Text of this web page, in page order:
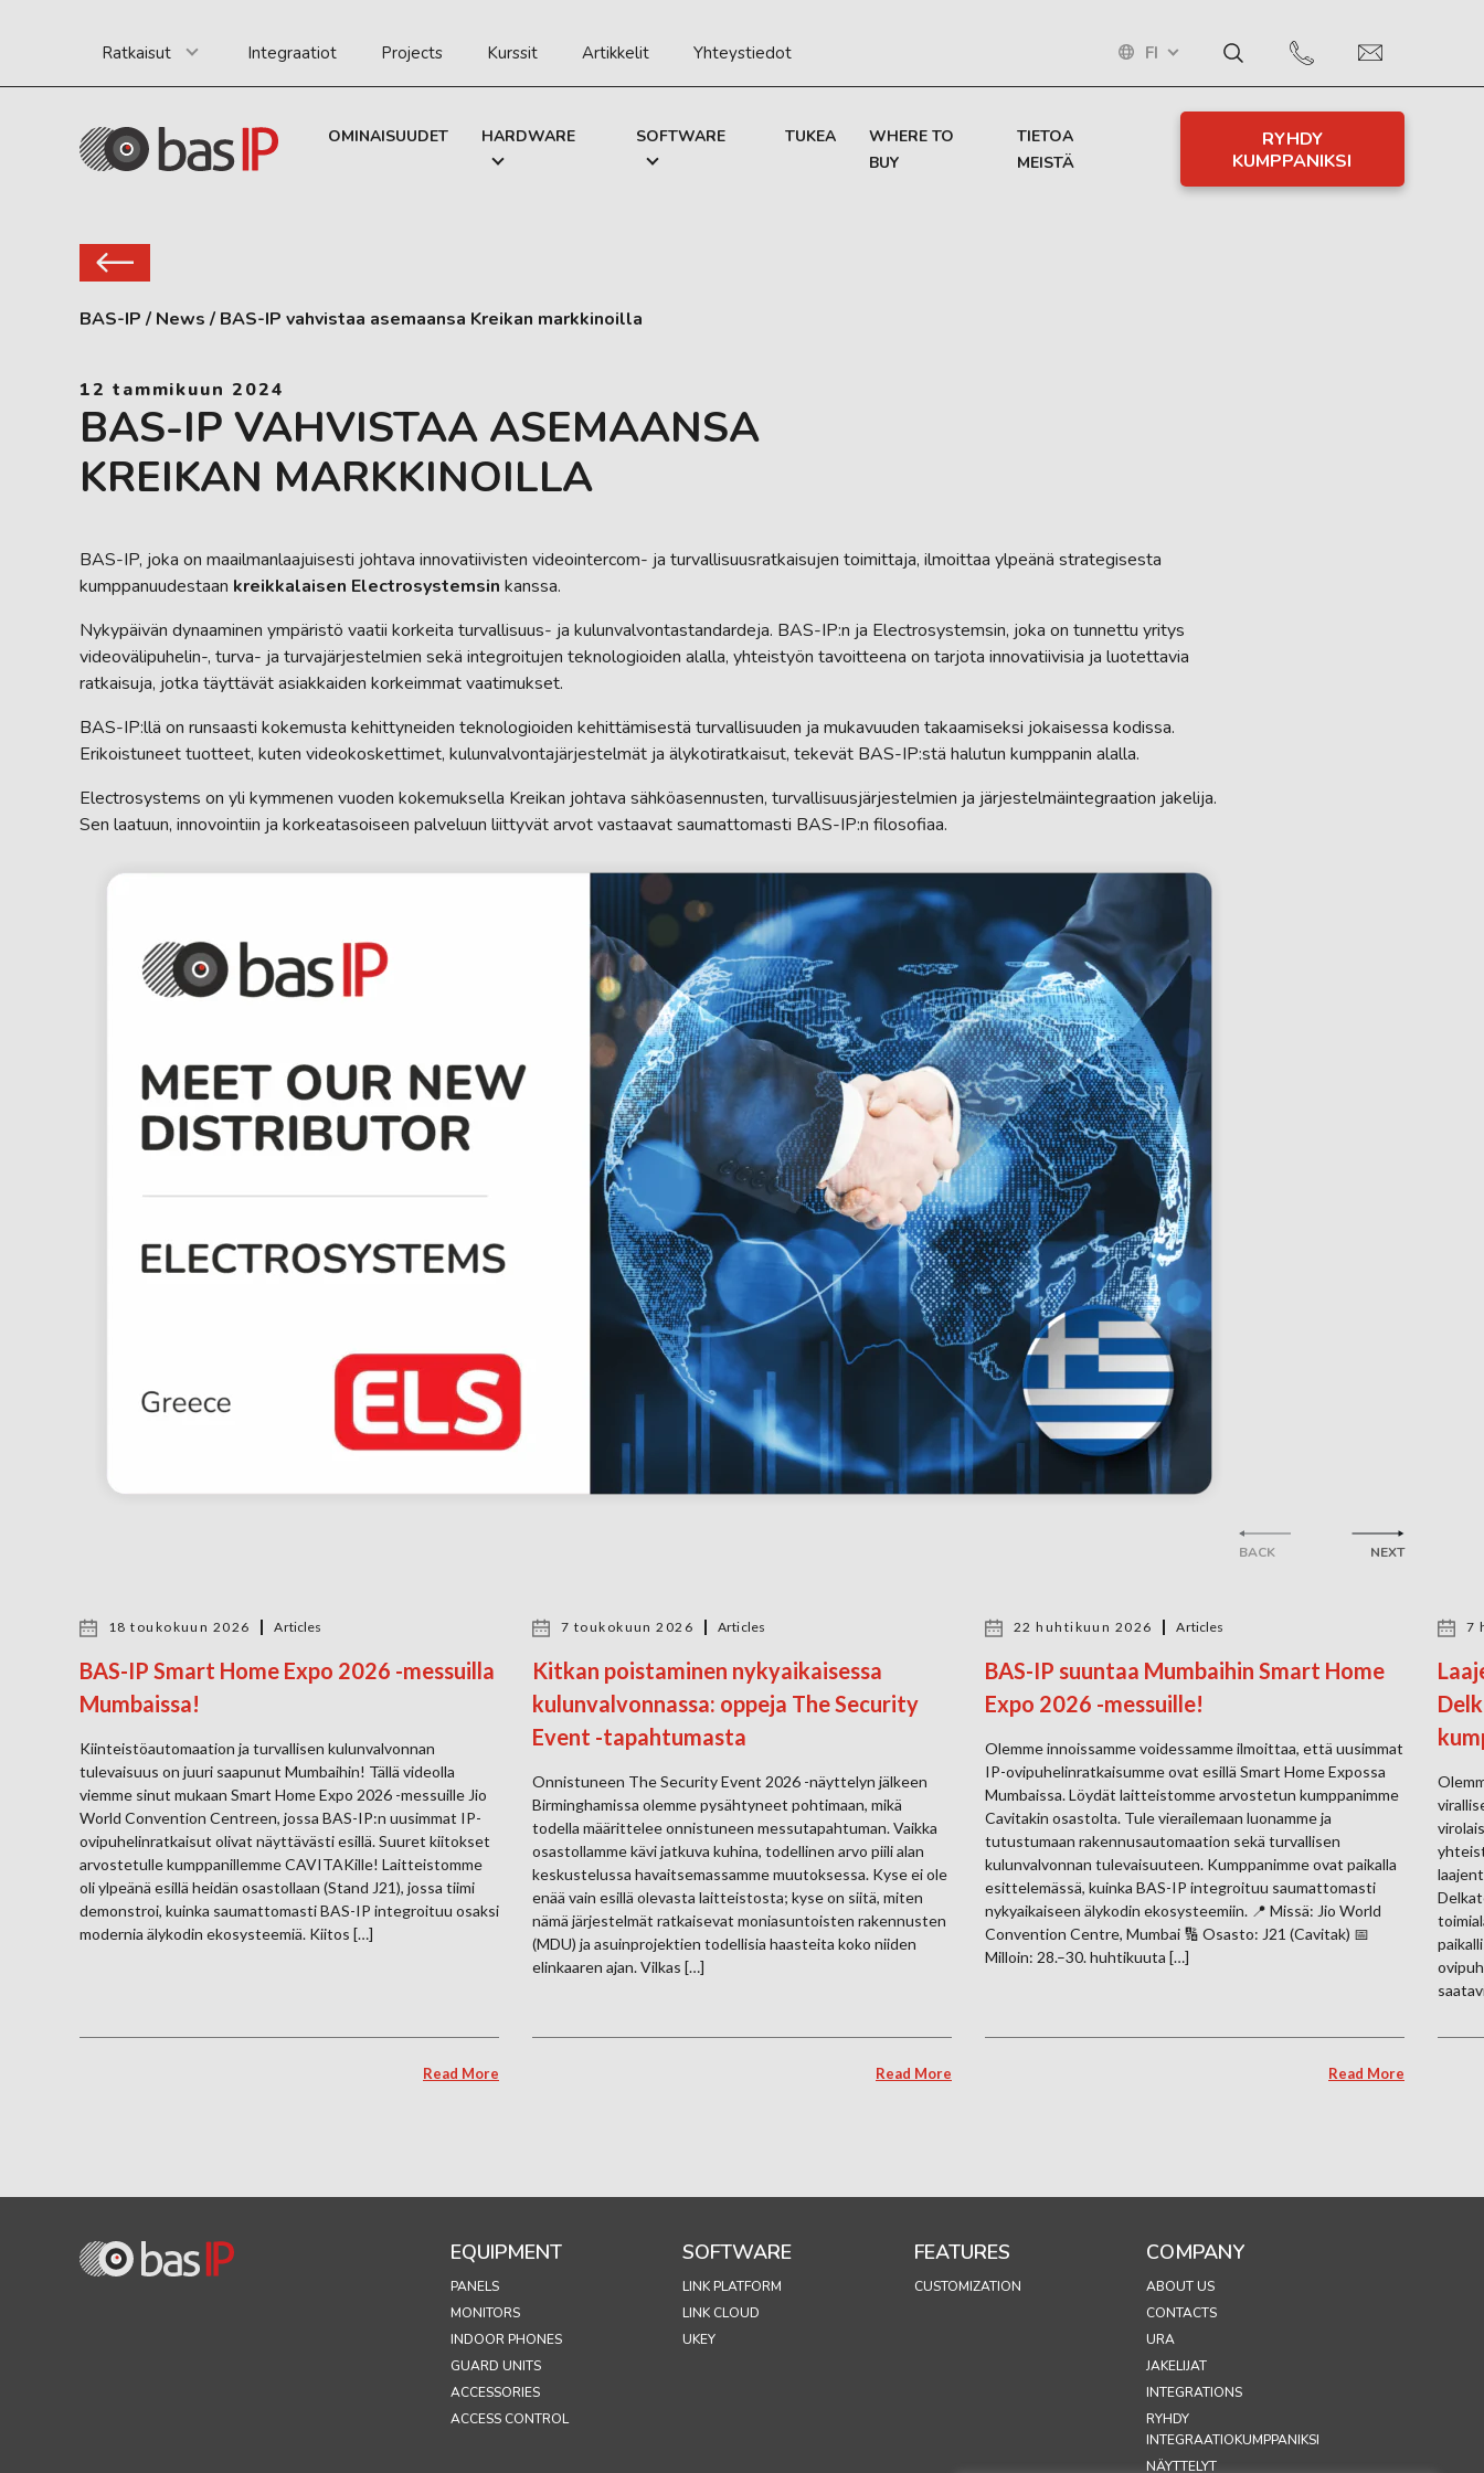
Ratkaisut Integraatiot Projects Kurssit Artikkelit Yhteystiedot FI
OMINAISUUDET HARDWARE SOFTWARE TUKEA
WHERE TO
BUY
TIETOA
MEISTÄ
RYHDY
KUMPPANIKSI
BAS-IP / News / BAS-IP vahvistaa asemaansa Kreikan markkinoilla
12 tammikuun 2024
BAS-IP VAHVISTAA ASEMAANSA
KREIKAN MARKKINOILLA
BAS-IP, joka on maailmanlaajuisesti johtava innovatiivisten videointercom- ja turvallisuusratkaisujen toimittaja, ilmoittaa ylpeänä strategisesta
kumppanuudestaan kreikkalaisen Electrosystemsin kanssa.
Nykypäivän dynaaminen ympäristö vaatii korkeita turvallisuus- ja kulunvalvontastandardeja. BAS-IP:n ja Electrosystemsin, joka on tunnettu yritys
videovälipuhelin-, turva- ja turvajärjestelmien sekä integroitujen teknologioiden alalla, yhteistyön tavoitteena on tarjota innovatiivisia ja luotettavia
ratkaisuja, jotka täyttävät asiakkaiden korkeimmat vaatimukset.
BAS-IP:llä on runsaasti kokemusta kehittyneiden teknologioiden kehittämisestä turvallisuuden ja mukavuuden takaamiseksi jokaisessa kodissa.
Erikoistuneet tuotteet, kuten videokoskettimet, kulunvalvontajärjestelmät ja älykotiratkaisut, tekevät BAS-IP:stä halutun kumppanin alalla.
Electrosystems on yli kymmenen vuoden kokemuksella Kreikan johtava sähköasennusten, turvallisuusjärjestelmien ja järjestelmäintegraation jakelija.
Sen laatuun, innovointiin ja korkeatasoiseen palveluun liittyvät arvot vastaavat saumattomasti BAS-IP:n filosofiaa.
BACK
18 toukokuun 2026 Articles
BAS-IP Smart Home Expo 2026 -messuilla
Mumbaissa!
Kiinteistöautomaation ja turvallisen kulunvalvonnan
tulevaisuus on juuri saapunut Mumbaihin! Tällä videolla
viemme sinut mukaan Smart Home Expo 2026 -messuille Jio
World Convention Centreen, jossa BAS-IP:n uusimmat IP-
ovipuhelinratkaisut olivat näyttävästi esillä. Suuret kiitokset
arvostetulle kumppanillemme CAVITAKille! Laitteistomme
oli ylpeänä esillä heidän osastollaan (Stand J21), jossa tiimi
demonstroi, kuinka saumattomasti BAS-IP integroituu osaksi
modernia älykodin ekosysteemiä. Kiitos […]
Read More
7 toukokuun 2026 Articles
Kitkan poistaminen nykyaikaisessa
kulunvalvonnassa: oppeja The Security
Event -tapahtumasta
Onnistuneen The Security Event 2026 -näyttelyn jälkeen
Birminghamissa olemme pysähtyneet pohtimaan, mikä
todella määrittelee onnistuneen messutapahtuman. Vaikka
osastollamme kävi jatkuva kuhina, todellinen arvo piili alan
keskustelussa havaitsemassamme muutoksessa. Kyse ei ole
enää vain esillä olevasta laitteistosta; kyse on siitä, miten
nämä järjestelmät ratkaisevat moniasuntoisten rakennusten
(MDU) ja asuinprojektien todellisia haasteita koko niiden
elinkaaren ajan. Vilkas […]
Read More
22 huhtikuun 2026 Articles
BAS-IP suuntaa Mumbaihin Smart Home
Expo 2026 -messuille!
Olemme innoissamme voidessamme ilmoittaa, että uusimmat
IP-ovipuhelinratkaisumme ovat esillä Smart Home Expossa
Mumbaissa. Löydät laitteistomme arvostetun kumppanimme
Cavitakin osastolta. Tule vierailemaan luonamme ja
tutustumaan rakennusautomaation sekä turvallisen
kulunvalvonnan tulevaisuuteen. Kumppanimme ovat paikalla
esittelemässä, kuinka BAS-IP integroituu saumattomasti
nykyaikaiseen älykodin ekosysteemiin. 📍 Missä: Jio World
Convention Centre, Mumbai 🔢 Osasto: J21 (Cavitak) 📅
Milloin: 28.–30. huhtikuuta […]
Read More
7
NEXT
EQUIPMENT
PANELS
MONITORS
INDOOR PHONES
GUARD UNITS
ACCESSORIES
ACCESS CONTROL
SOFTWARE
LINK PLATFORM
LINK CLOUD
UKEY
FEATURES
CUSTOMIZATION
COMPANY
ABOUT US
CONTACTS
URA
JAKELIJAT
INTEGRATIONS
RYHDY
INTEGRAATIOKUMPPANIKSI
NÄYTTELYT